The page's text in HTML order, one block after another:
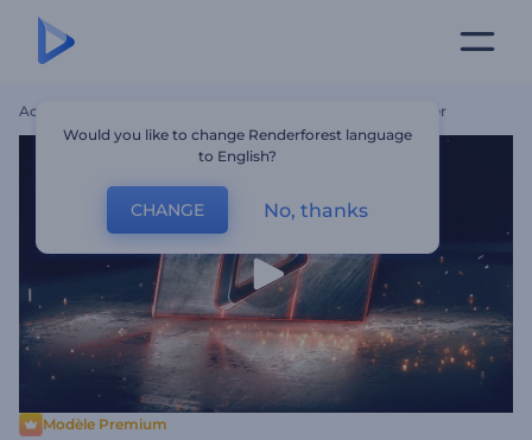
Accueil Animation De Logo - Puissance De L'acier
Modèle Premium
Would you like to change Renderforest language
to English?
CHANGE No, thanks